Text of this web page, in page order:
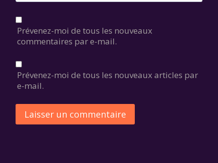
Prévenez-moi de tous les nouveaux
commentaires par e-mail.
Prévenez-moi de tous les nouveaux articles par
e-mail.